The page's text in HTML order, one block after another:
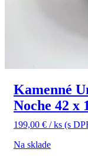
Kamenné
Noche 42 x
199,00 € / ks (s
Na sklade